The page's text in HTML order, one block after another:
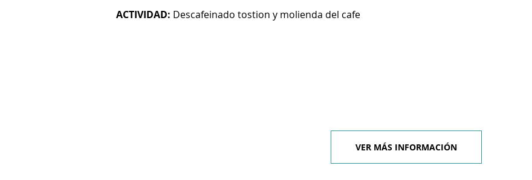
ACTIVIDAD: Descafeinado tostion y molienda del cafe
VER MÁS INFORMACIÓN